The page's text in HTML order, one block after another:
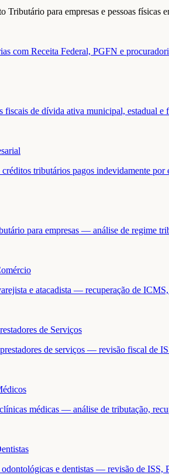
Tributário para empresas e pessoas físicas
com Receita Federal, PGFN e
fiscais de dívida ativa municipal, estadual
créditos tributários pagos indevidamente
para empresas — análise de regime
e atacadista — recuperação de
de Serviços
de serviços — revisão fiscal de
médicas — análise de tributação,
e dentistas — revisão de ISS,